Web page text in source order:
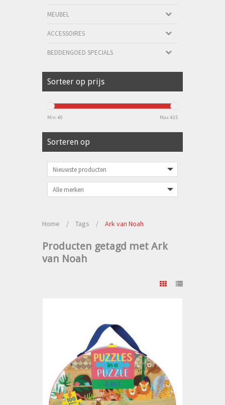
MEUBEL
ACCESSOIRES
BEDDENGOED SPECIALS
Sorteer op prijs
Min: €0 Max: €15
Sorteren op
Home / Tags / Ark van Noah
Producten getagd met Ark
van Noah